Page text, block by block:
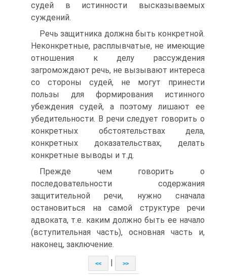
судей в истинности высказываемых
суждений.
Речь защитника должна быть конкретной.
Неконкретные, расплывчатые, не имеющие
отношения к делу рассуждения
загромождают речь, не вызывают интереса
со стороны судей, не могут принести
пользы для формирования истинного
убеждения судей, а поэтому лишают ее
убедительности. В речи следует говорить о
конкретных обстоятельствах дела,
конкретных доказательствах, делать
конкретные выводы и т.д.
Прежде чем говорить о
последовательности содержания
защитительной речи, нужно сначала
остановиться на самой структуре речи
адвоката, т.е. каким должно быть ее начало
(вступительная часть), основная часть и,
наконец, заключение.
<< >>